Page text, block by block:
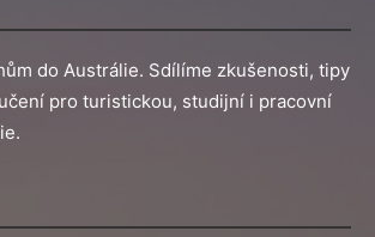
do Austrálie. Sdílíme zkušenosti, tipy
pro turistickou, studijní i pracovní